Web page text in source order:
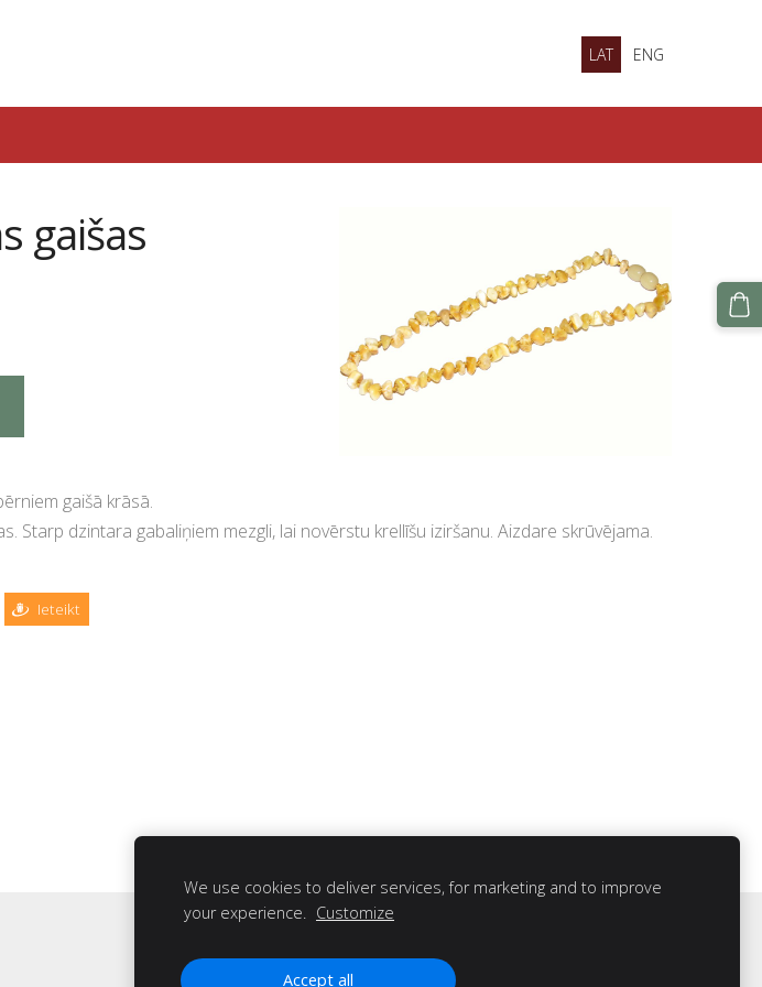
LAT ENG
gaišas
gaišā krāsā.
Starp dzintara gabaliņiem mezgli, lai novērstu krellīšu iziršanu. Aizdare skrūvējama.
Ieteikt
We use cookies to deliver services, for marketing and to improve
your experience. Customize
Accept all